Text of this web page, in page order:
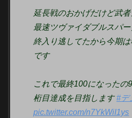
延長戦のおかげだけど武
最速ツヴァイダブルスパ
終入り逃してたから今期
です
これで最終100になったの
桁目達成を目指します#デ
pic.twitter.com/n7YkWiI1ys